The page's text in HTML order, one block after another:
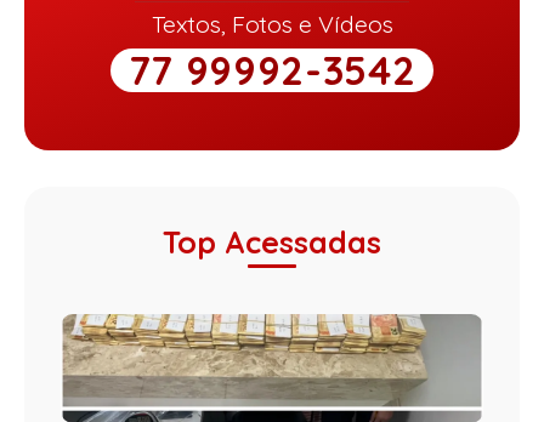
Textos, Fotos e Vídeos
77 99992-3542
Top Acessadas